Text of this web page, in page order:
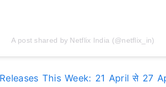
A post shared by Netflix India (@netflix_in)
This Week: 21 April से 27